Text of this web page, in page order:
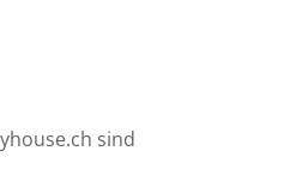
sind